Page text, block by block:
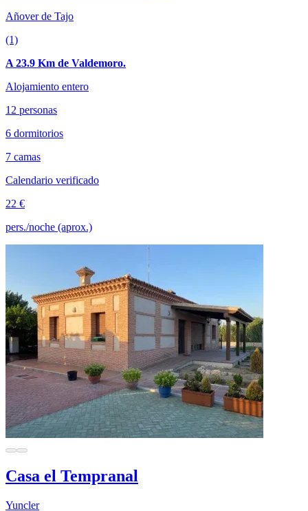
Añover de Tajo
(1)
A 23.9 Km de Valdemoro.
Alojamiento entero
12 personas
6 dormitorios
7 camas
Calendario verificado
22 €
pers./noche (aprox.)
Casa el Tempranal
Yuncler